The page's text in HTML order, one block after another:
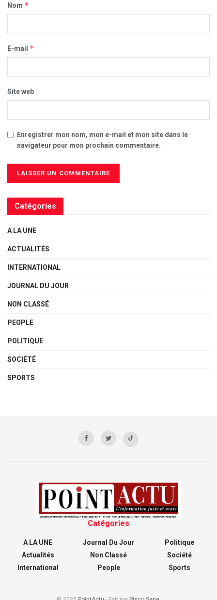
Nom *
E-mail *
Site web
Enregistrer mon nom, mon e-mail et mon site dans le
navigateur pour mon prochain commentaire.
Catégories
A LA UNE
ACTUALITÉS
INTERNATIONAL
JOURNAL DU JOUR
NON CLASSÉ
PEOPLE
POLITIQUE
SOCIÉTÉ
SPORTS
Catégories
A LA UNE
Actualités
International
Journal Du Jour
Non Classé
People
Politique
Société
Sports